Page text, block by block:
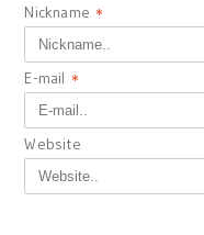
Nickname *
E-mail *
Website